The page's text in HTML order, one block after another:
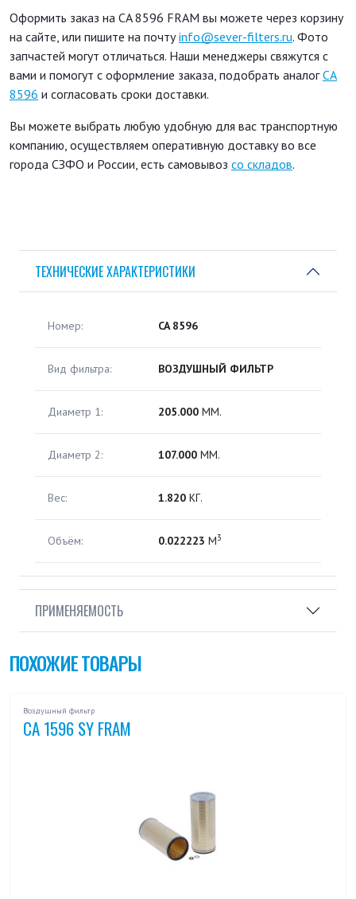
Оформить заказ на CA 8596 FRAM вы можете через корзину
на сайте, или пишите на почтуinfo@sever-filters.ru. Фото
запчастей могут отличаться. Наши менеджеры свяжутся с
вами и помогут с оформление заказа, подобрать аналогCA
8596 и согласовать сроки доставки.
Вы можете выбрать любую удобную для вас транспортную
компанию, осуществляем оперативную доставку во все
города СЗФО и России, есть самовывоз со складов.
ТЕХНИЧЕСКИЕ ХАРАКТЕРИСТИКИ
Номер: CA 8596
Вид фильтра: ВОЗДУШНЫЙ ФИЛЬТР
Диаметр 1: 205.000 ММ.
Диаметр 2: 107.000 ММ.
Вес: 1.820 КГ.
Объём: 0.022223 М3
ПРИМЕНЯЕМОСТЬ
ПОХОЖИЕ ТОВАРЫ
Воздушный фильтр
CA 1596 SY FRAM